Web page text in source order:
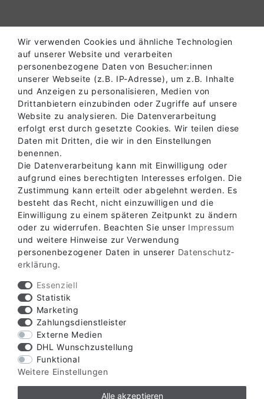
Verfügbare Zahlungsarten
Verfügbare Versandarten
Wir verwenden Cookies und ähnliche Technologien
auf unserer Website und verarbeiten
personenbezogene Daten von Besucher:innen
unserer Webseite (z.B. IP-Adresse), um z.B. Inhalte
und Anzeigen zu personalisieren, Medien von
Drittanbietern einzubinden oder Zugriffe auf unsere
Website zu analysieren. Die Datenverarbeitung
erfolgt erst durch gesetzte Cookies. Wir teilen diese
Daten mit Dritten, die wir in den Einstellungen
benennen.
Die Datenverarbeitung kann mit Einwilligung oder
aufgrund eines berechtigten Interesses erfolgen. Die
Zustimmung kann erteilt oder abgelehnt werden. Es
besteht das Recht, nicht einzuwilligen und die
Einwilligung zu einem späteren Zeitpunkt zu ändern
oder zu widerrufen. Beachten Sie unser Impressum
und weitere Hinweise zur Verwendung
personenbezogener Daten in unserer Daten­schutz­
erklärung.
Essenziell
Statistik
Marketing
Zahlungsdienstleister
Externe Medien
DHL Wunschzustellung
Funktional
Weitere Einstellungen
Alle akzeptieren